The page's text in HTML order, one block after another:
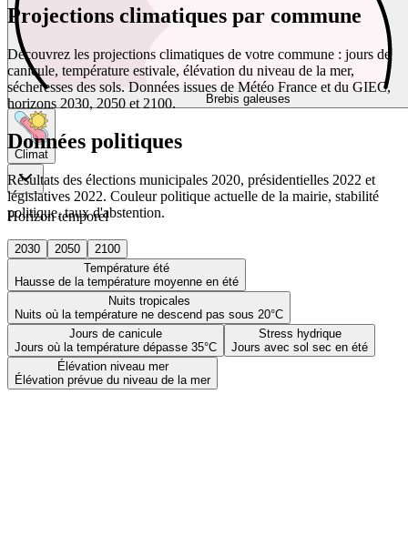
Brebis galeuses
Climat
Horizon temporel
2030 2050
2100
Température été
Hausse de la température moyenne en été
Nuits tropicales
Nuits où la température ne descend pas sous 20°C
Jours de canicule
Jours où la température dépasse 35°C
Stress hydrique
Jours avec sol sec en été
Élévation niveau mer
Élévation prévue du niveau de la mer
Projections climatiques par commune
Découvrez les projections climatiques de votre commune : jours de
canicule, température estivale, élévation du niveau de la mer,
sécheresses des sols. Données issues de Météo France et du GIEC,
horizons 2030, 2050 et 2100.
Données politiques
Résultats des élections municipales 2020, présidentielles 2022 et
législatives 2022. Couleur politique actuelle de la mairie, stabilité
politique, taux d'abstention.